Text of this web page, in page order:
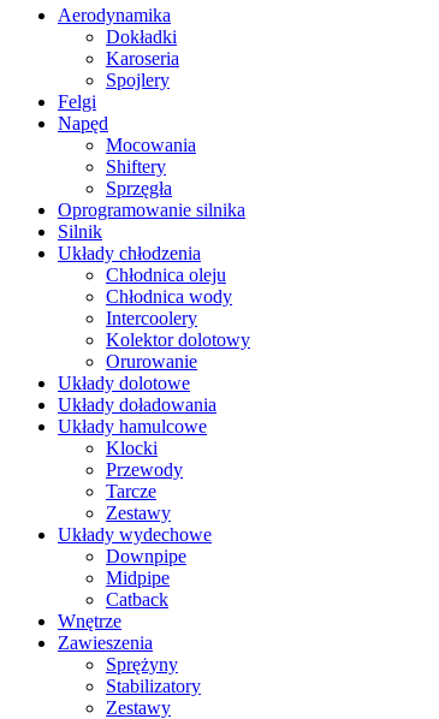
Aerodynamika
Dokładki
Karoseria
Spojlery
Felgi
Napęd
Mocowania
Shiftery
Sprzęgła
Oprogramowanie silnika
Silnik
Układy chłodzenia
Chłodnica oleju
Chłodnica wody
Intercoolery
Kolektor dolotowy
Orurowanie
Układy dolotowe
Układy doładowania
Układy hamulcowe
Klocki
Przewody
Tarcze
Zestawy
Układy wydechowe
Downpipe
Midpipe
Catback
Wnętrze
Zawieszenia
Sprężyny
Stabilizatory
Zestawy